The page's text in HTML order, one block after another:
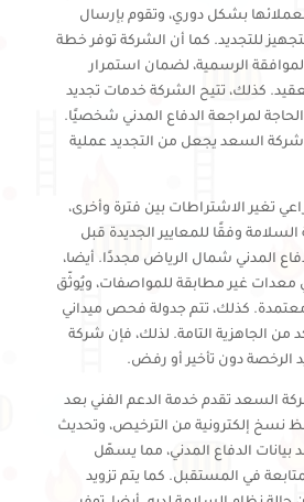
بشكل دوري، وتقوم بإرسال
للتجديد. كما أن الشركة توفر خطة
الرسمية، لضمان استمرار
كذلك، تتيح الشركة خدمات تجديد
الحاجة لمراجعة الدفاع المدني شخصيًا.
شركة السعد يجعل من التجديد عملية
تغير الاشتراطات بين فترة وأخرى،
وفقًا للمعايير الجديدة قبل
المدني شمال الرياض مجددًا. أيضا،
معدات غير مطابقة للمواصفات، ويُوثّق
كذلك، تتم جدولة فحص ميداني
من الجاهزية التامة. لذلك، فإن شركة
دون تأخير أو رفض.
السعد تقدم خدمة الدعم الفني بعد
نسخ إلكترونية من الترخيص، وتحديث
بيانات الدفاع المدني، مما يسهّل
في المستقبل. كما يتم تزويد